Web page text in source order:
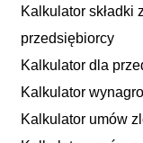
Kalkulator składki
przedsiębiorcy
Kalkulator dla
Kalkulator
Kalkulator umów